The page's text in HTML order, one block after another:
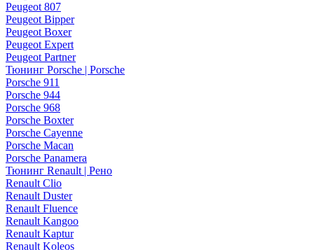
Peugeot 807
Peugeot Bipper
Peugeot Boxer
Peugeot Expert
Peugeot Partner
Тюнинг Porsche | Porsche
Porsche 911
Porsche 944
Porsche 968
Porsche Boxter
Porsche Cayenne
Porsche Macan
Porsche Panamera
Тюнинг Renault | Рено
Renault Clio
Renault Duster
Renault Fluence
Renault Kangoo
Renault Kaptur
Renault Koleos